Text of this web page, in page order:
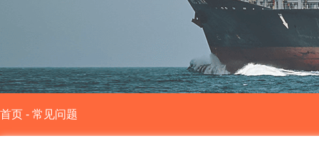
首页 - 常见问题